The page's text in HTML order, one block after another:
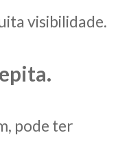
visibilidade.
pode ter